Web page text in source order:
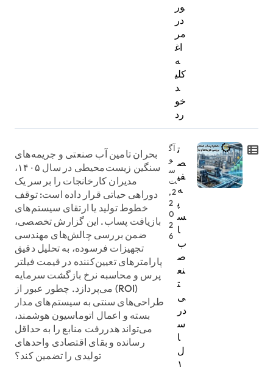
ور
در
مر
اغ
ه
کلی
د
خو
رد
ت
ص
فی
ه
پ
س
ا
ب
ص
نع
ت
ی
در
س
ا
ل
۱
آگ
و
س
ت
2,
2
0
2
6
بحران تامین آب صنعتی و جریمه‌های
سنگین زیست‌محیطی در سال ۱۴۰۵،
مدیران کارخانجات را بر سر یک
دوراهی حیاتی قرار داده است: توقف
خطوط تولید یا ارتقای سیستم‌های
بازیافت پساب. این گزارش تخصصی،
ضمن بررسی چالش‌های مهندسی
تجهیزات فرسوده، به تحلیل دقیق
پارامترهای تعیین‌کننده در قیمت فیلتر
پرس و محاسبه نرخ بازگشت سرمایه
(ROI) می‌پردازد. چطور عبور از
طراحی‌های سنتی به سیستم‌های مدار
بسته و اعمال اتوماسیون هوشمند،
می‌تواند هدررفت منابع را به حداقل
رسانده و بقای اقتصادی واحدهای
تولیدی را تضمین کند؟